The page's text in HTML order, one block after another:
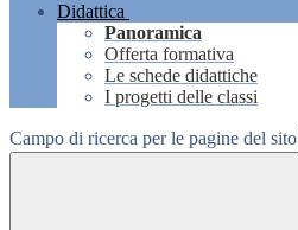
Didattica
Panoramica
Offerta formativa
Le schede didattiche
I progetti delle classi
Campo di ricerca per le pagine del sito